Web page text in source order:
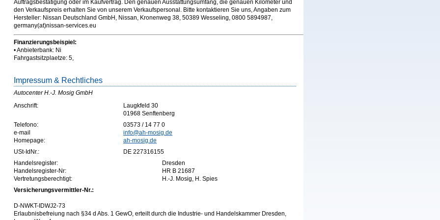
Auftragsbestätigung oder im Kaufvertrag. Den genauen Ausstattungsumfang, die genauen Kilometer und
den Verkaufspreis erhalten Sie von unserem Verkaufspersonal. Bitte kontaktieren Sie uns, Angaben zum
Hersteller: Nissan Deutschland GmbH, Nissan, Kronenweg 38, 50389 Wesseling, 0800 5894987,
germany(at)nissan-services.eu
Finanzierungsbeispiel:
• Anbieterbank: Ni
Fahrgastsitzplaetze: 5,
Impressum & Rechtliches
Autocenter H.-J. Mosig GmbH
Anschrift:
Laugkfeld 30
01968 Senftenberg
Telefono:
03573 / 14 77 0
e-mail
info@ah-mosig.de
Homepage:
ah-mosig.de
USt-IdNr.:
DE 227316155
Handelsregister:
Dresden
Handelsregister-Nr:
HR B 21687
Vertretungsberechtigt:
H.-J. Mosig, H. Spies
Versicherungsvermittler-Nr.:
D-NWKT-IDWJ2-73
Erlaubnisbefreiung nach §34 d Abs. 1 GewO, erteilt durch die Industrie- und Handelskammer Dresden,